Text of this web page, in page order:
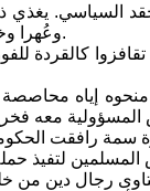
السياسي. يغذي
وعُهرا وخبثاً وحقداً دينياً ليزيد الركوس في الوحل ارتكاساً.
تقافزوا
إياه محاصصة